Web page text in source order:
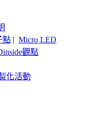
點 | Micro LED
觀點
化活動